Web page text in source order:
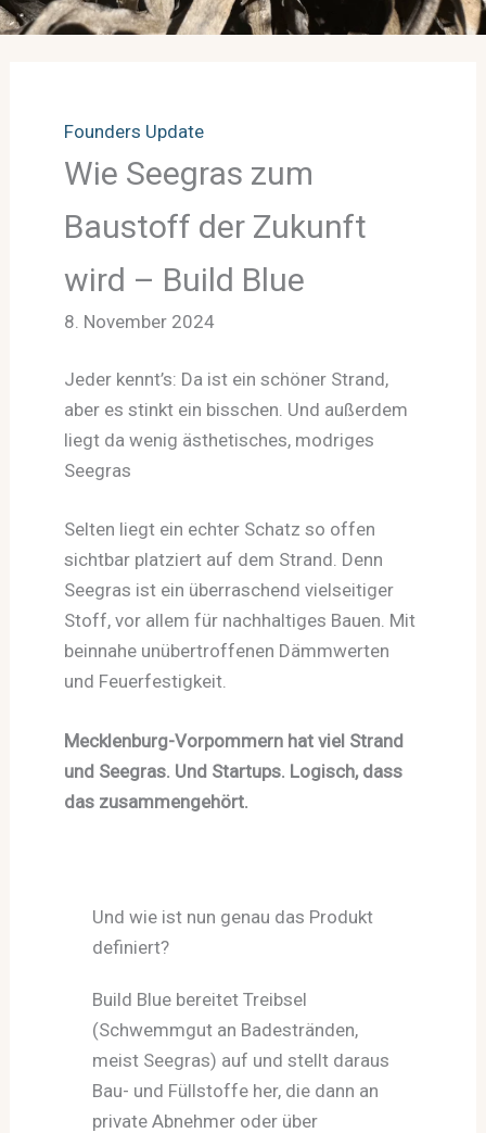
Founders Update
Wie Seegras zum
Baustoff der Zukunft
wird – Build Blue
8. November 2024
Jeder kennt’s: Da ist ein schöner Strand,
aber es stinkt ein bisschen. Und außerdem
liegt da wenig ästhetisches, modriges
Seegras
Selten liegt ein echter Schatz so offen
sichtbar platziert auf dem Strand. Denn
Seegras ist ein überraschend vielseitiger
Stoff, vor allem für nachhaltiges Bauen. Mit
beinnahe unübertroffenen Dämmwerten
und Feuerfestigkeit.
Mecklenburg-Vorpommern hat viel Strand
und Seegras. Und Startups. Logisch, dass
das zusammengehört.
Und wie ist nun genau das Produkt
definiert?
Build Blue bereitet Treibsel
(Schwemmgut an Badestränden,
meist Seegras) auf und stellt daraus
Bau- und Füllstoffe her, die dann an
private Abnehmer oder über